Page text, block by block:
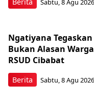
Sabtu, 8 Agu
Berita
Ngatiyana Tegaskan
Bukan Alasan
RSUD Cibabat
Sabtu, 8 Agu